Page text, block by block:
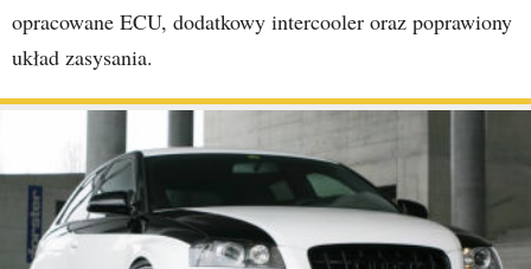
opracowane ECU, dodatkowy intercooler oraz poprawiony
układ zasysania.